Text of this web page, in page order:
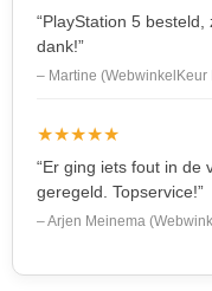
“PlayStation 5
dank!”
– Martine (WebwinkelKeur
★★★★★
“Er ging iets fout in de
geregeld. Topservice!”
– Arjen Meinema